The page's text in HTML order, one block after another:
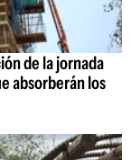
de la jornada
absorberán los